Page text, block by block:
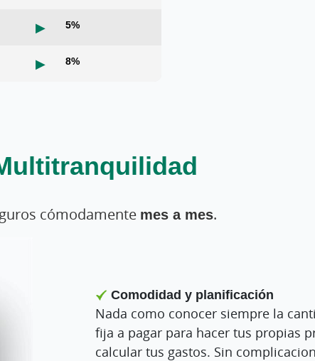
▶ 5%
▶ 8%
cómodamente mes a mes.
Comodidad y planificación
Nada como conocer siempre la
fija a pagar para hacer tus propias
calcular tus gastos. Sin